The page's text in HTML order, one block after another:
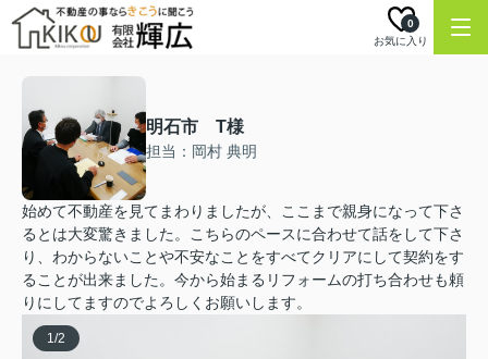
お気に入り
0
明石市 T様
担当：岡村 典明
始めて不動産を見てまわりましたが、ここまで親身になって下さ
るとは大変驚きました。こちらのペースに合わせて話をして下さ
り、わからないことや不安なことをすべてクリアにして契約をす
ることが出来ました。今から始まるリフォームの打ち合わせも頼
りにしてますのでよろしくお願いします。
1/2